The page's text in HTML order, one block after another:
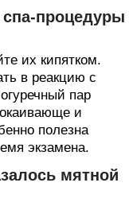
процедуры
их кипятком.
в реакцию с
пар
и
полезна
экзамена.
мятной